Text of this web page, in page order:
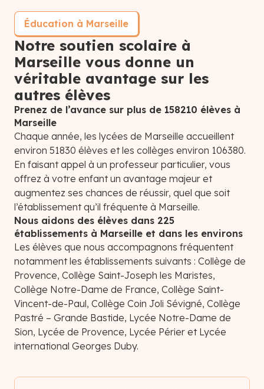
Éducation à Marseille
Notre soutien scolaire à
Marseille vous donne un
véritable avantage sur les
autres élèves
Prenez de l’avance sur plus de 158210 élèves à
Marseille
Chaque année, les lycées de Marseille accueillent
environ 51830 élèves et les collèges environ 106380.
En faisant appel à un professeur particulier, vous
offrez à votre enfant un avantage majeur et
augmentez ses chances de réussir, quel que soit
l’établissement qu’il fréquente à Marseille.
Nous aidons des élèves dans 225
établissements à Marseille et dans les environs
Les élèves que nous accompagnons fréquentent
notamment les établissements suivants : Collège de
Provence, Collège Saint-Joseph les Maristes,
Collège Notre-Dame de France, Collège Saint-
Vincent-de-Paul, Collège Coin Joli Sévigné, Collège
Pastré – Grande Bastide, Lycée Notre-Dame de
Sion, Lycée de Provence, Lycée Périer et Lycée
international Georges Duby.